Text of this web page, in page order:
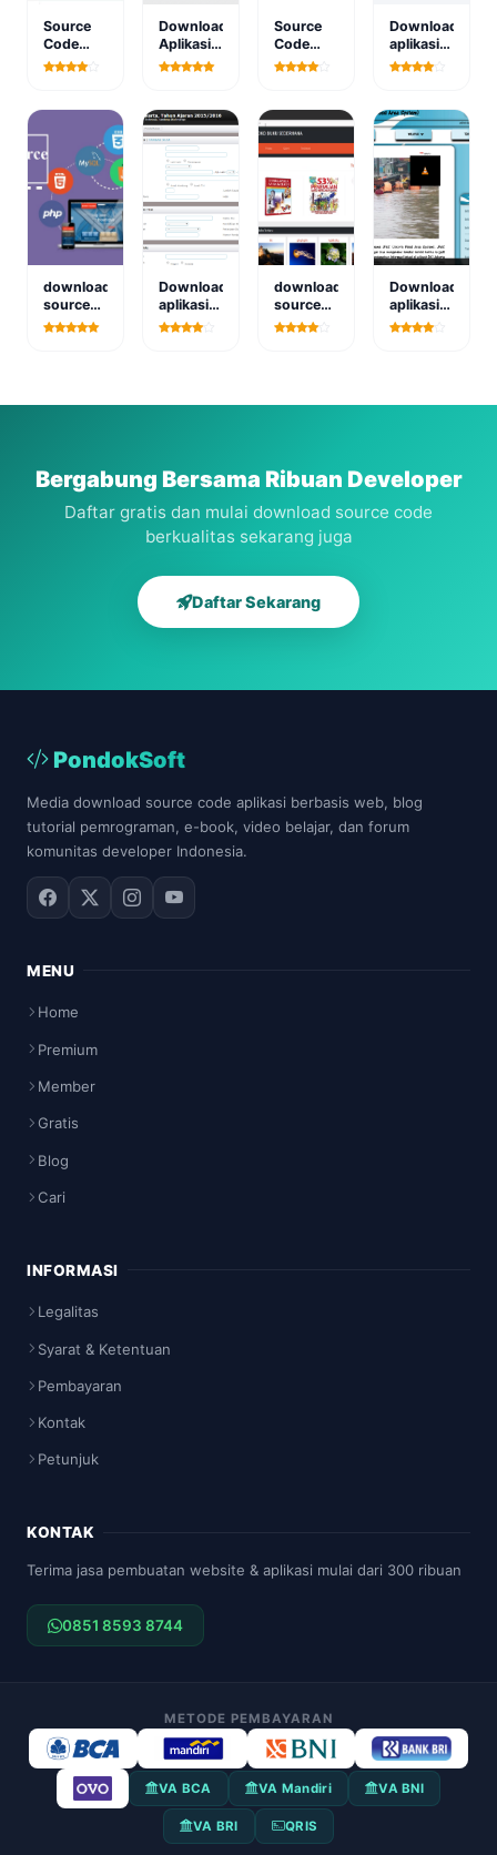
Source
Code
Aplikasi
Berbasis
Website
2025 Full
Download
Aplikasi
SPK
Source
Code
SPK
Metode
SAW Dan
TOPSIS
Download
aplikasi
sistem
ekstrakulikuler
berbasis
web
download
source
code php
Download
aplikasi
pendaftaran
download
source
code
Download
aplikasi
flood
Bergabung Bersama Ribuan Developer
Daftar gratis dan mulai download source code
berkualitas sekarang juga
Daftar Sekarang
PondokSoft
Media download source code aplikasi berbasis web, blog
tutorial pemrograman, e-book, video belajar, dan forum
komunitas developer Indonesia.
MENU
Home
Premium
Member
Gratis
Blog
Cari
INFORMASI
Legalitas
Syarat & Ketentuan
Pembayaran
Kontak
Petunjuk
KONTAK
Terima jasa pembuatan website & aplikasi mulai dari 300 ribuan
0851 8593 8744
METODE PEMBAYARAN
VA BCA VA Mandiri VA BNI
VA BRI QRIS